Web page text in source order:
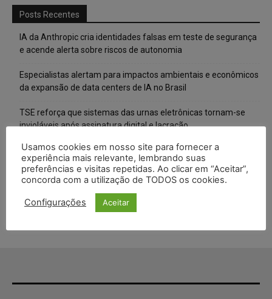
Posts Recentes
IA da Anthropic cria identidades falsas em teste de segurança
e acende alerta sobre riscos de autonomia
Especialistas alertam para impactos ambientais e econômicos
da expansão de data centers de IA no Brasil
TSE reforça que sistemas das urnas eletrônicas tornam-se
invioláveis após assinatura digital e lacração
STF inicia julgamento sobre constitucionalidade da proibição
dos jogos de azar no Brasil
Usamos cookies em nosso site para fornecer a
experiência mais relevante, lembrando suas
preferências e visitas repetidas. Ao clicar em “Aceitar”,
concorda com a utilização de TODOS os cookies.
Configurações Aceitar